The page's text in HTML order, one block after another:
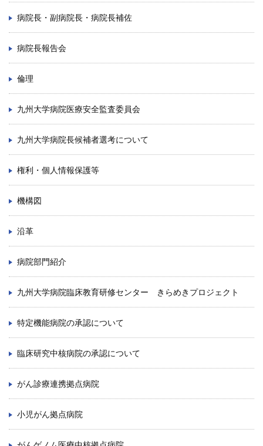
病院長・副病院長・病院長補佐
病院長報告会
倫理
九州大学病院医療安全監査委員会
九州大学病院長候補者選考について
権利・個人情報保護等
機構図
沿革
病院部門紹介
九州大学病院臨床教育研修センター きらめきプロジェクト
特定機能病院の承認について
臨床研究中核病院の承認について
がん診療連携拠点病院
小児がん拠点病院